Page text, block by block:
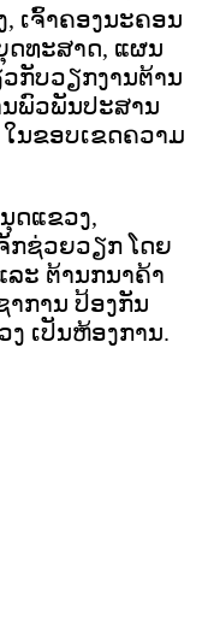
ເຈົ້າຄອງນະຄອນ
ທະສາດ, ແຜນ
ກັບວຽກງານຕ້ານ
ນພົວພັນປະສານ
ນຂອບເຂດຄວາມ
ດແຂວງ,
ກຊ່ວຍວຽກ ໂດຍ
ະ ຕ້ານກນາຄ້າ
ການ ປ້ອງກັນ
ເປັນຫ້ອງການ.